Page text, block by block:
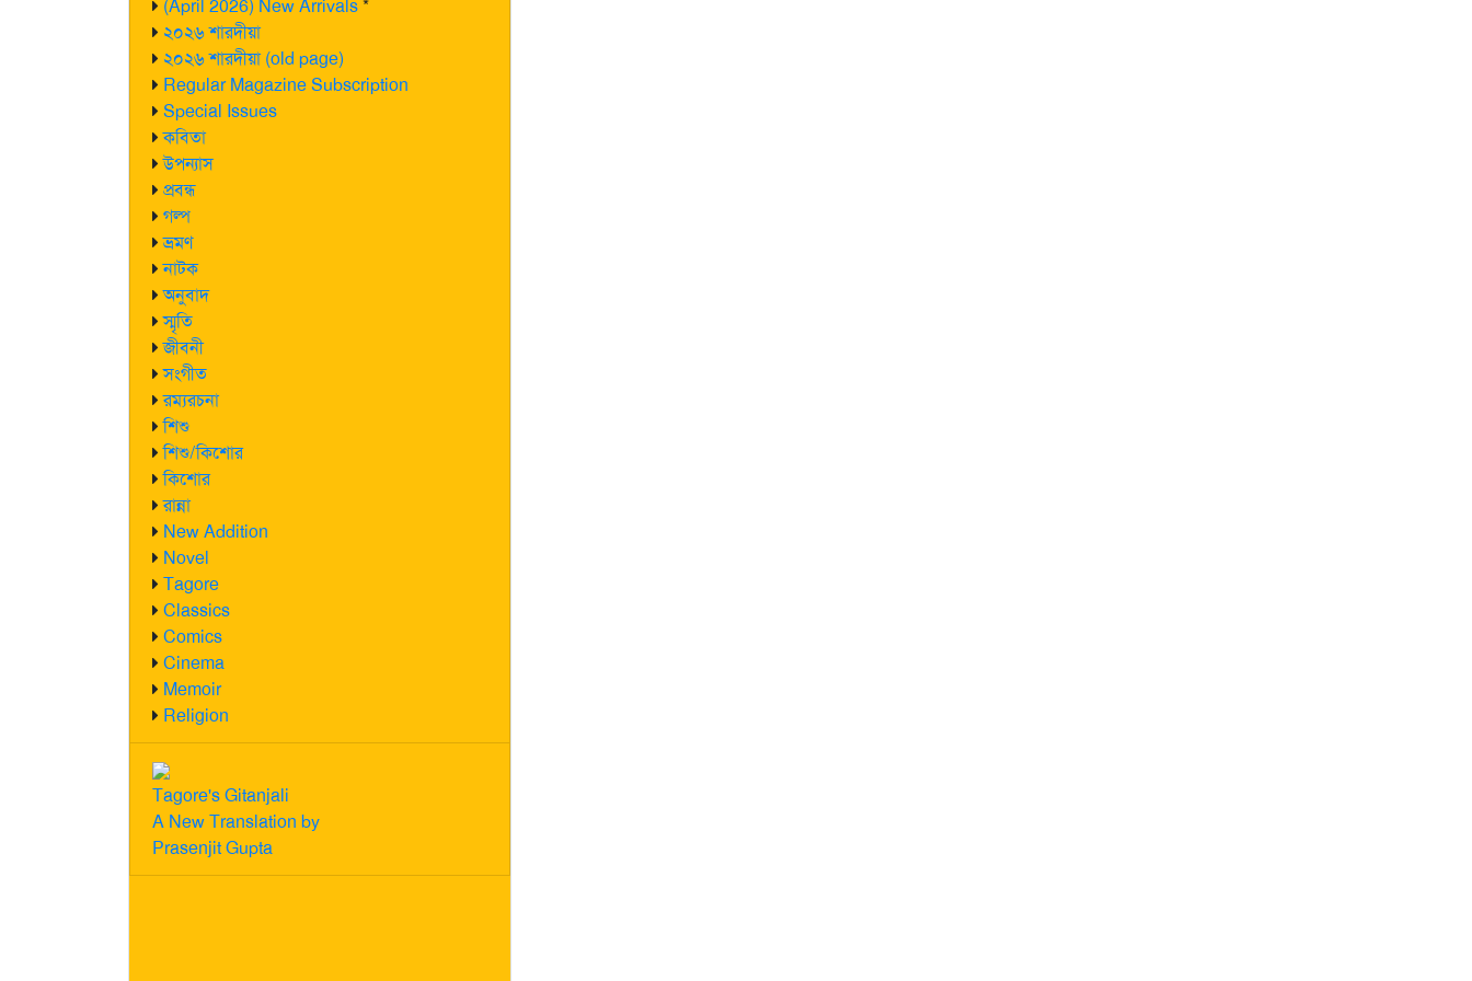
(April 2026) New Arrivals*
২০২৬ শারদীয়া
২০২৬ শারদীয়া (old page)
Regular Magazine Subscription
Special Issues
কবিতা
উপন্যাস
প্রবন্ধ
গল্প
ভ্রমণ
নাটক
অনুবাদ
স্মৃতি
জীবনী
সংগীত
রম্যরচনা
শিশু
শিশু/কিশোর
কিশোর
রান্না
New Addition
Novel
Tagore
Classics
Comics
Cinema
Memoir
Religion
Tagore's Gitanjali
A New Translation by
Prasenjit Gupta